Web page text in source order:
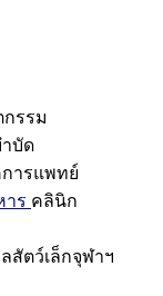
รรม
บัด
ารแพทย์
าร คลินิก
สัตว์เล็กจุฬาฯ